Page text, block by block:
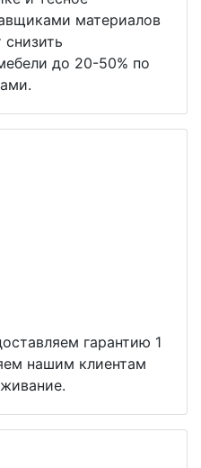
материалов
до 20-50% по
гарантию 1
нашим клиентам